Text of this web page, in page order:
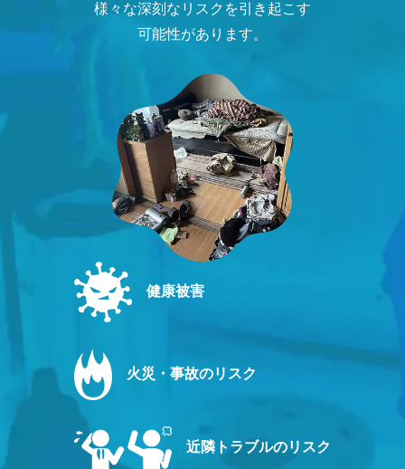
様々な深刻なリスクを引き起こす
可能性があります。
健康被害
火災・事故のリスク
近隣トラブルのリスク